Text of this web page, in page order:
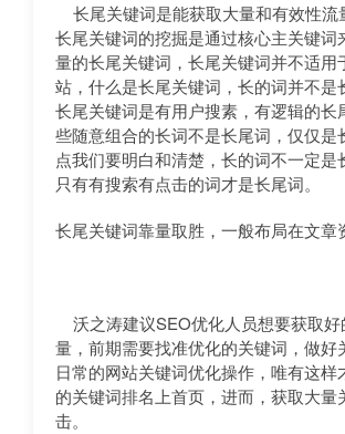
长尾关键词是能获取大量和有效性流
长尾关键词的挖掘是通过核心主关键词
量的长尾关键词，长尾关键词并不适用
站，什么是长尾关键词，长的词并不是
长尾关键词是有用户搜素，有逻辑的长
些随意组合的长词不是长尾词，仅仅是
点我们要明白和清楚，长的词不一定是
只有有搜索有点击的词才是长尾词。
长尾关键词靠量取胜，一般布局在文章
沃之涛建议SEO优化人员想要获取好
量，前期需要找准优化的关键词，做好
日常的网站关键词优化操作，唯有这样
的关键词排名上首页，进而，获取大量
击。